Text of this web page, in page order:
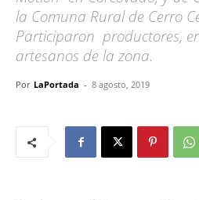
la Comuna Rural de Cerro
Participaron productores,
artesanos de la zona.
Por LaPortada - 8 agosto, 2019